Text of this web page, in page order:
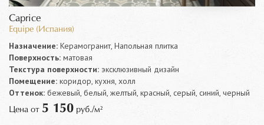
Caprice
Equipe (Испания)
Назначение: Керамогранит, Напольная плитка
Поверхность: матовая
Текстура поверхности: эксклюзивный дизайн
Помещение: коридор, кухня, холл
Оттенок: бежевый, белый, желтый, красный, серый, синий, черный
Цена от 5 150 руб./м²